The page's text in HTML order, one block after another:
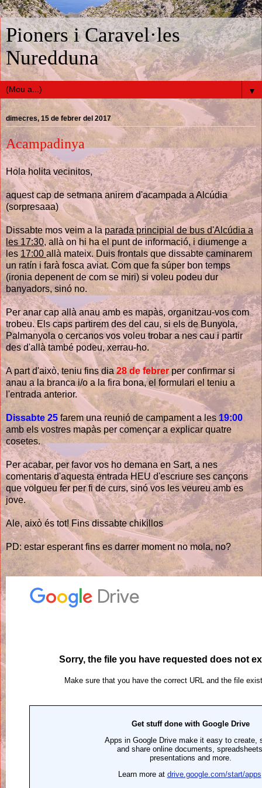
Pioners i Caravel·les
Nuredduna
▼
dimecres, 15 de febrer del 2017
Acampadinya
Hola holita vecinitos,
aquest cap de setmana anirem d'acampada a Alcúdia
(sorpresaaa)
Dissabte mos veim a laparada principial de bus d'Alcúdia a
les 17:30, allà on hi ha el punt de informació, i diumenge a
les17:00 allà mateix. Duis frontals que dissabte caminarem
un ratín i farà fosca aviat. Com que fa súper bon temps
(ironia depenent de com se miri) si voleu podeu dur
banyadors, sinó no.
Per anar cap allà anau amb es mapàs, organitzau-vos com
trobeu. Els caps partirem des del cau, si els de Bunyola,
Palmanyola o cercanos vos voleu trobar a nes cau i partir
des d'allà també podeu, xerrau-ho.
A part d'això, teniu fins dia28 de febrerper confirmar si
anau a la branca i/o a la fira bona, el formulari el teniu a
l'entrada anterior.
Dissabte 25 farem una reunió de campament a les 19:00
amb els vostres mapàs per començar a explicar quatre
cosetes.
Per acabar, per favor vos ho demana en Sart, a nes
comentaris d'aquesta entrada HEU d'escriure ses cançons
que volgueu fer per fi de curs, sinó vos les veureu amb es
jove.
Ale, això és tot! Fins dissabte chikillos
PD: estar esperant fins es darrer moment no mola, no?